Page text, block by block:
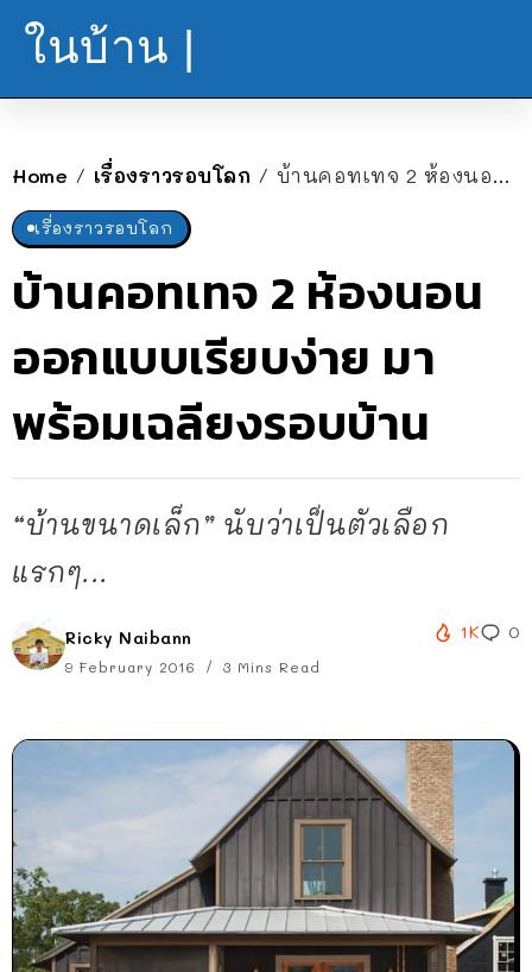
ในบ้าน |
Home / เรื่องราวรอบโลก / บ้านคอทเทจ 2 ห้องนอน ออกแบบเรียบง่าย มาพร้อมเฉลียงรอบบ้าน
เรื่องราวรอบโลก
บ้านคอทเทจ 2 ห้องนอน
ออกแบบเรียบง่าย มา
พร้อมเฉลียงรอบบ้าน
“บ้านขนาดเล็ก” นับว่าเป็นตัวเลือก
แรกๆ...
Ricky Naibann
9 February 2016 3 Mins Read
1K 0